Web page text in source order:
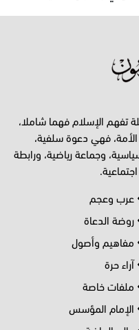
تفهم الإسلام فهما شاملا،
فهي دعوة سلفية،
وجماعة رياضية، ورابطة
عرب وعجم
روضة الدعاة
مفاهيم وأصول
آراء حرة
ملفات خاصة
الإمام المؤسس